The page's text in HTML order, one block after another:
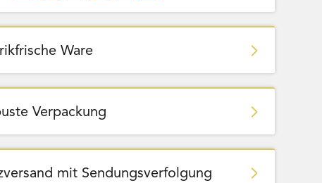
Ware
Verpackung
mit Sendungsverfolgung